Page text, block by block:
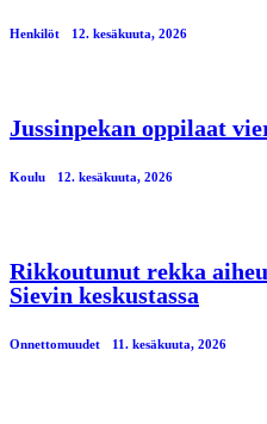
Henkilöt 12. kesäkuuta, 2026
Jussinpekan oppilaat
Koulu 12. kesäkuuta, 2026
Rikkoutunut rekka
Sievin keskustassa
Onnettomuudet 11. kesäkuuta, 2026